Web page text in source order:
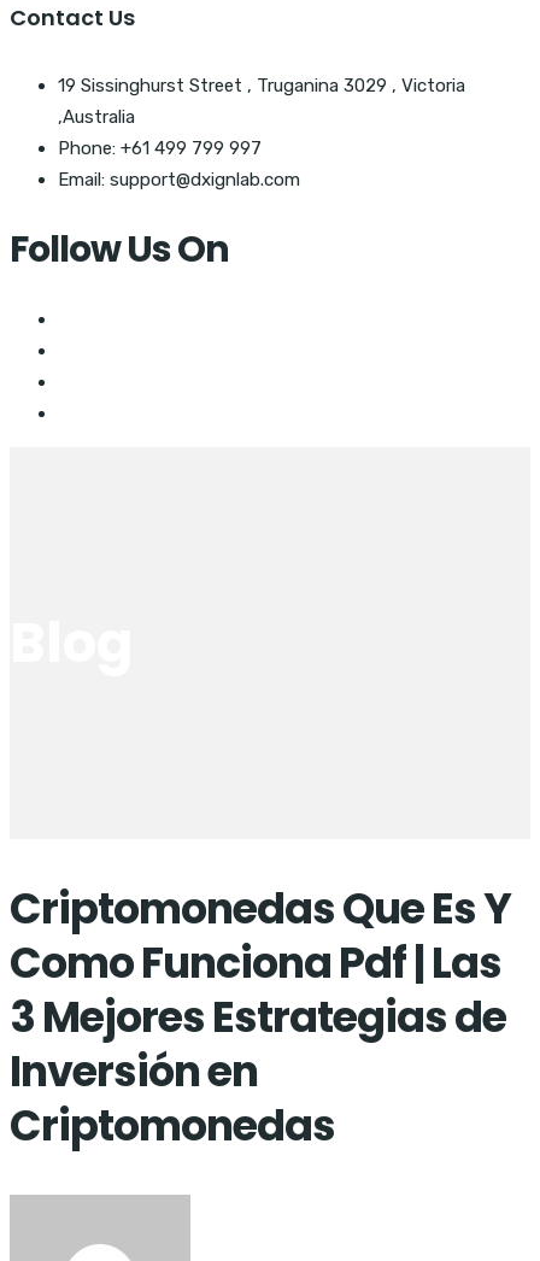
Contact Us
19 Sissinghurst Street , Truganina 3029 , Victoria
,Australia
Phone: +61 499 799 997
Email: support@dxignlab.com
Follow Us On
Criptomonedas Que Es Y
Como Funciona Pdf | Las
3 Mejores Estrategias de
Inversión en
Criptomonedas